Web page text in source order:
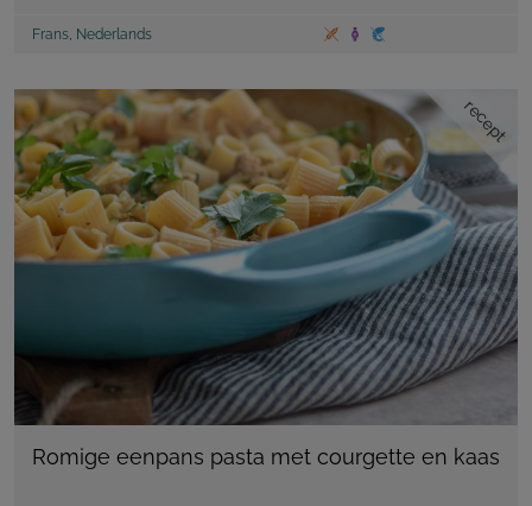
Frans Nederlands
recept
Romige eenpans pasta met courgette en kaas